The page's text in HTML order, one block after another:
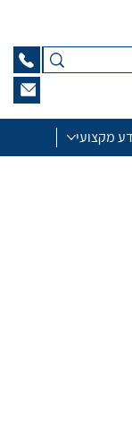
מקצועי